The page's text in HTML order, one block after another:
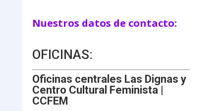
Nuestros datos de contacto:
OFICINAS:
Oficinas centrales Las Dignas y
Centro Cultural Feminista |
CCFEM